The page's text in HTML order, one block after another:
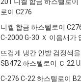
201 니켈 합금 하스텔로이
로이 C276
니켈 합금 하스텔로이
C-2000 G-30 Ｘ 이음새가
뜨겁게 냉간 인발 검정색
SB472 하스텔로이 Ｃ 22
C-276 C-22 하스텔로이